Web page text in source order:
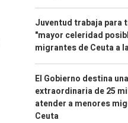
Juventud trabaja para
"mayor celeridad
migrantes de Ceuta a
El Gobierno destina
extraordinaria de 25
atender a menores
Ceuta